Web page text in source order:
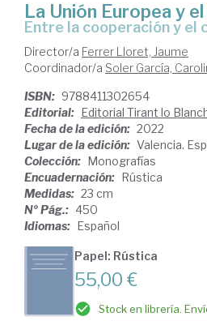
La Unión Europea y
entre la cooperación y el
Director/a Ferrer Lloret, Jaume
Coordinador/a Soler García,
ISBN: 9788411302654
Editorial: Editorial Tirant lo
Fecha de la edición: 2022
Lugar de la edición: Valencia.
Colección: Monografías
Encuadernación: Rústica
Medidas: 23 cm
Nº Pág.: 450
Idiomas: Español
Papel: Rústica
55,00 €
Stock en librería.